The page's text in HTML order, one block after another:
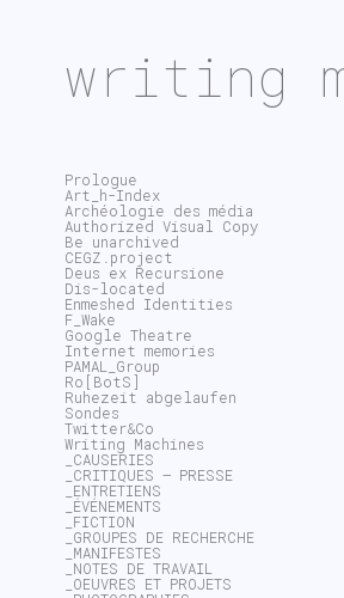
writing
Prologue
Art_h-Index
Archéologie des média
Authorized Visual Copy
Be unarchived
CEGZ.project
Deus ex Recursione
Dis-located
Enmeshed Identities
F_Wake
Google Theatre
Internet memories
PAMAL_Group
Ro[BotS]
Ruhezeit abgelaufen
Sondes
Twitter&Co
Writing Machines
_CAUSERIES
_CRITIQUES – PRESSE
_ENTRETIENS
_ÉVÉNEMENTS
_FICTION
_GROUPES DE RECHERCHE
_MANIFESTES
_NOTES DE TRAVAIL
_OEUVRES ET PROJETS